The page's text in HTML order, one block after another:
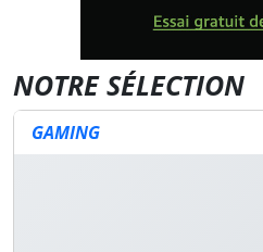
NOTRE SÉLECTION
GAMING